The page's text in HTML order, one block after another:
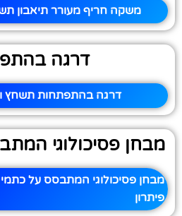
משקה חריף מעורר תיאבון
דרגה
דרגה בהתפתחות תשחץ
מבחן פסיכולוגי
מבחן פסיכולוגי המתבסס על
פיתרון